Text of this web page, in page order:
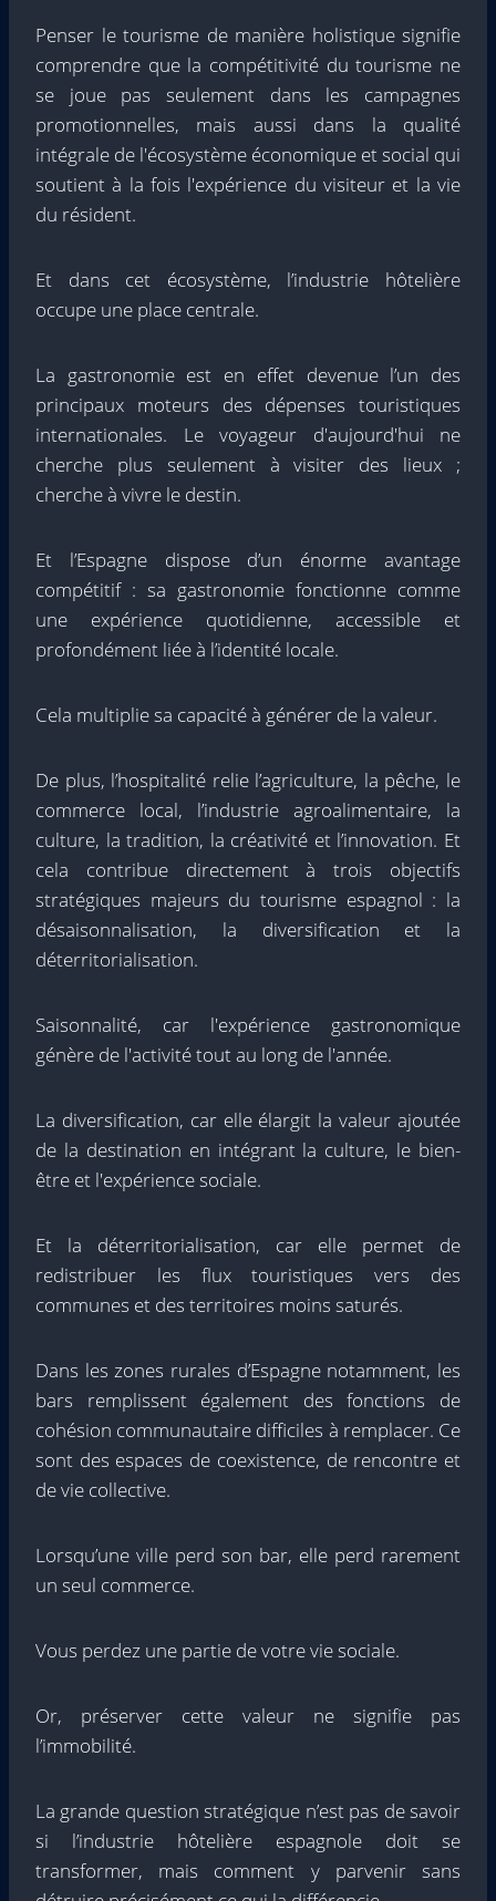
Penser le tourisme de manière holistique signifie
comprendre que la compétitivité du tourisme ne
se joue pas seulement dans les campagnes
promotionnelles, mais aussi dans la qualité
intégrale de l'écosystème économique et social qui
soutient à la fois l'expérience du visiteur et la vie
du résident.
Et dans cet écosystème, l’industrie hôtelière
occupe une place centrale.
La gastronomie est en effet devenue l’un des
principaux moteurs des dépenses touristiques
internationales. Le voyageur d'aujourd'hui ne
cherche plus seulement à visiter des lieux ;
cherche à vivre le destin.
Et l’Espagne dispose d’un énorme avantage
compétitif : sa gastronomie fonctionne comme
une expérience quotidienne, accessible et
profondément liée à l’identité locale.
Cela multiplie sa capacité à générer de la valeur.
De plus, l’hospitalité relie l’agriculture, la pêche, le
commerce local, l’industrie agroalimentaire, la
culture, la tradition, la créativité et l’innovation. Et
cela contribue directement à trois objectifs
stratégiques majeurs du tourisme espagnol : la
désaisonnalisation, la diversification et la
déterritorialisation.
Saisonnalité, car l'expérience gastronomique
génère de l'activité tout au long de l'année.
La diversification, car elle élargit la valeur ajoutée
de la destination en intégrant la culture, le bien-
être et l'expérience sociale.
Et la déterritorialisation, car elle permet de
redistribuer les flux touristiques vers des
communes et des territoires moins saturés.
Dans les zones rurales d’Espagne notamment, les
bars remplissent également des fonctions de
cohésion communautaire difficiles à remplacer. Ce
sont des espaces de coexistence, de rencontre et
de vie collective.
Lorsqu’une ville perd son bar, elle perd rarement
un seul commerce.
Vous perdez une partie de votre vie sociale.
Or, préserver cette valeur ne signifie pas
l’immobilité.
La grande question stratégique n’est pas de savoir
si l’industrie hôtelière espagnole doit se
transformer, mais comment y parvenir sans